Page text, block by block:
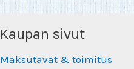
Kaupan sivut
Maksutavat & toimitus